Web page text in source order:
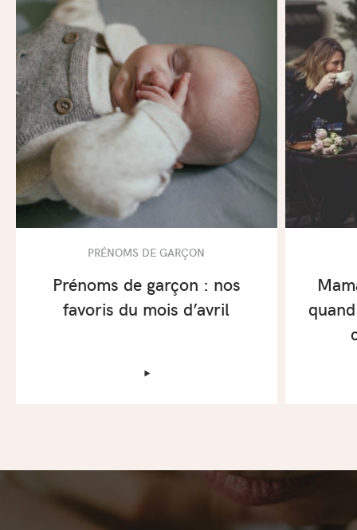
PRÉNOMS DE GARÇON
Prénoms de garçon : nos
favoris du mois d’avril
‣